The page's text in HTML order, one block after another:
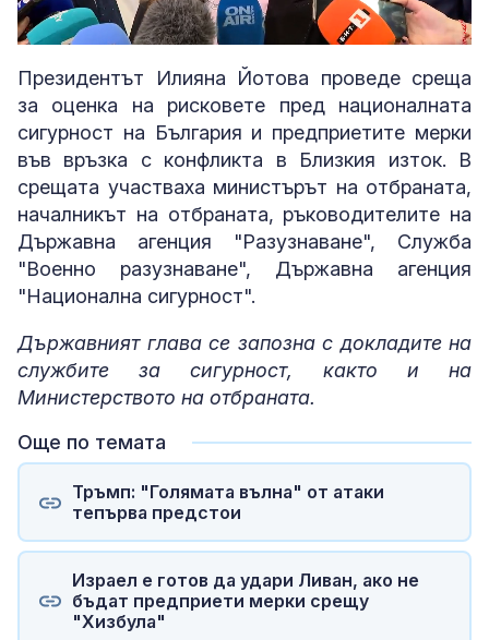
Unmute Loaded :
100.00%
Президентът Илияна Йотова проведе среща
за оценка на рисковете пред националната
сигурност на България и предприетите мерки
във връзка с конфликта в Близкия изток. В
срещата участваха министърът на отбраната,
началникът на отбраната, ръководителите на
Държавна агенция "Разузнаване", Служба
"Военно разузнаване", Държавна агенция
"Национална сигурност".
Държавният глава се запозна с докладите на
службите за сигурност, както и на
Министерството на отбраната.
Още по темата
Тръмп: "Голямата вълна" от атаки
тепърва предстои
Израел е готов да удари Ливан, ако не
бъдат предприети мерки срещу
"Хизбула"